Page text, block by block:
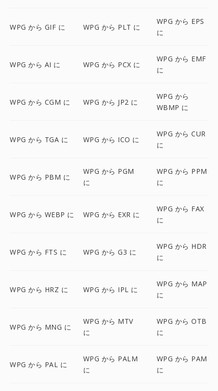
WPG から GIF に WPG から PLT に
WPG から EPS
に
WPG から AI に WPG から PCX に
WPG から EMF
に
WPG から CGM に WPG から JP2 に
WPG から
WBMP に
WPG から TGA に WPG から ICO に
WPG から CUR
に
WPG から PBM に
WPG から PGM
に
WPG から PPM
に
WPG から WEBP に WPG から EXR に
WPG から FAX
に
WPG から FTS に WPG から G3 に
WPG から HDR
に
WPG から HRZ に WPG から IPL に
WPG から MAP
に
WPG から MNG に
WPG から MTV
に
WPG から OTB
に
WPG から PAL に
WPG から PALM
に
WPG から PAM
に